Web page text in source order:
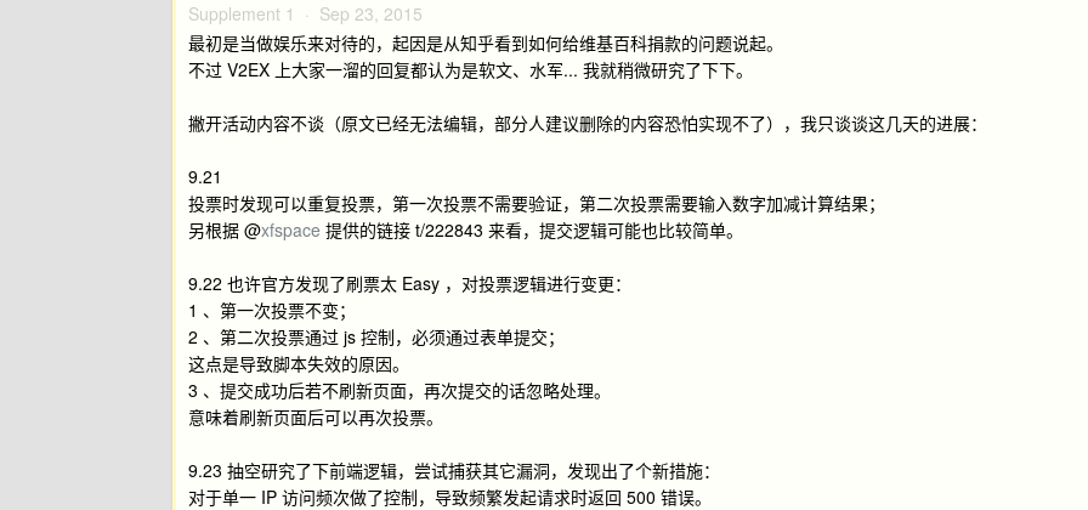
Supplement 1 · Sep 23, 2015
最初是当做娱乐来对待的，起因是从知乎看到如何给维基百科捐款的问题说起。
不过 V2EX 上大家一溜的回复都认为是软文、水军... 我就稍微研究了下下。
撇开活动内容不谈（原文已经无法编辑，部分人建议删除的内容恐怕实现不了），我只谈谈这几天的进展：
9.21
投票时发现可以重复投票，第一次投票不需要验证，第二次投票需要输入数字加减计算结果；
另根据 @xfspace 提供的链接 t/222843 来看，提交逻辑可能也比较简单。
9.22 也许官方发现了刷票太 Easy ，对投票逻辑进行变更：
1 、第一次投票不变；
2 、第二次投票通过 js 控制，必须通过表单提交；
这点是导致脚本失效的原因。
3 、提交成功后若不刷新页面，再次提交的话忽略处理。
意味着刷新页面后可以再次投票。
9.23 抽空研究了下前端逻辑，尝试捕获其它漏洞，发现出了个新措施：
对于单一 IP 访问频次做了控制，导致频繁发起请求时返回 500 错误。